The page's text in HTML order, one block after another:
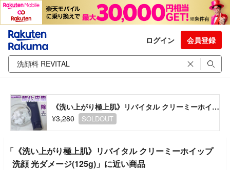
ログイン 会員登録
《洗い上がり極上肌》リバイタル クリーミーホイップ 洗顔 光ダメージ(125g)
¥3,280
SOLDOUT
「《洗い上がり極上肌》リバイタル クリーミーホイップ
洗顔 光ダメージ(125g)」に近い商品